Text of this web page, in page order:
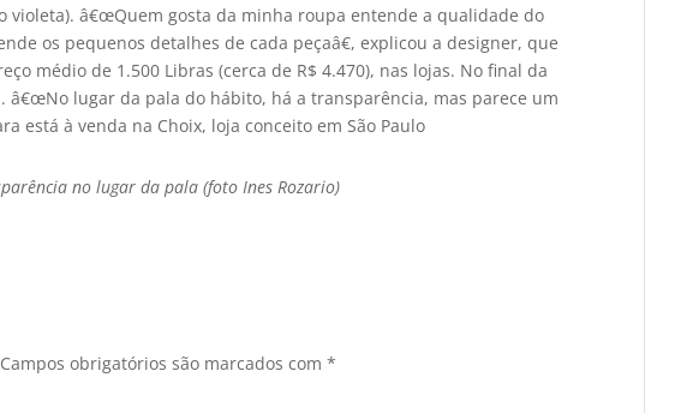
violeta). â€œQuem gosta da minha roupa entende a qualidade do
os pequenos detalhes de cada peçaâ€, explicou a designer, que
médio de 1.500 Libras (cerca de R$ 4.470), nas lojas. No final da
â€œNo lugar da pala do hábito, há a transparência, mas parece um
está à venda na Choix, loja conceito em São Paulo
no lugar da pala (foto Ines Rozario)
Campos obrigatórios são marcados com*